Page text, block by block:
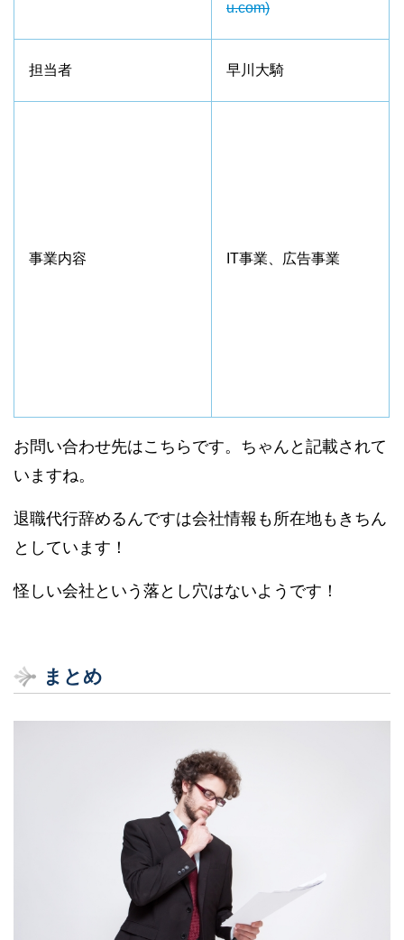
u.com)
担当者 早川大騎
事業内容 IT事業、広告事業
お問い合わせ先はこちらです。ちゃんと記載されて
いますね。
退職代行辞めるんですは会社情報も所在地もきちん
としています！
怪しい会社という落とし穴はないようです！
まとめ